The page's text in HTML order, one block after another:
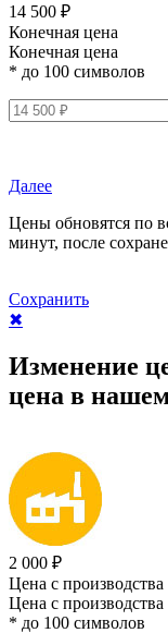
14 500 ₽
Конечная цена
Конечная цена
* до 100 символов
Далее
Цены обновятся по
минут, после
Сохранить
✖
Изменение
цена в
2 000 ₽
Цена с производства
Цена с производства
* до 100 символов